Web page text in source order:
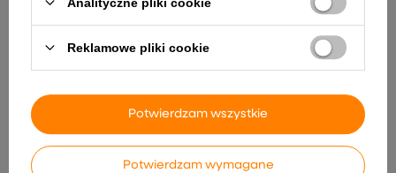
Trampolina LEAN Sport Max
16ft Czarno-Różowa
1 096,65 zł
Namiot Księżniczki dla
Dzieci Salon Piękności
100,52 zł
Reklamowe pliki cookie
Potwierdzam wymagane
Potwierdzam wszystkie